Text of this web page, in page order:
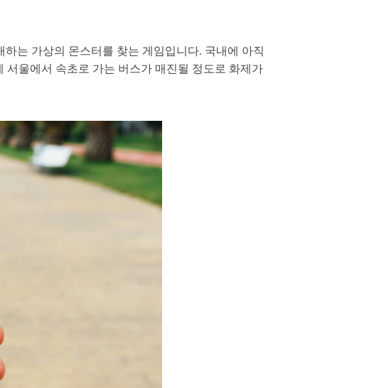
는 가상의 몬스터를 찾는 게임입니다. 국내에 아직
울에서 속초로 가는 버스가 매진될 정도로 화제가